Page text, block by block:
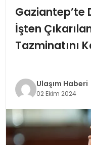
EKONOMI
TEKNOLOJI
SAĞLIK
YAŞAM
Gaziantep’te
İşten
Tazminatını
Ulaşım Haberi
02 Ekim 2024